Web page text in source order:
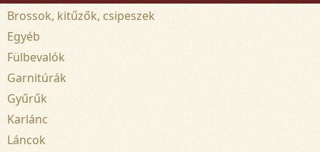
Brossok, kitűzők, csipeszek
Egyéb
Fülbevalók
Garnitúrák
Gyűrűk
Karlánc
Láncok